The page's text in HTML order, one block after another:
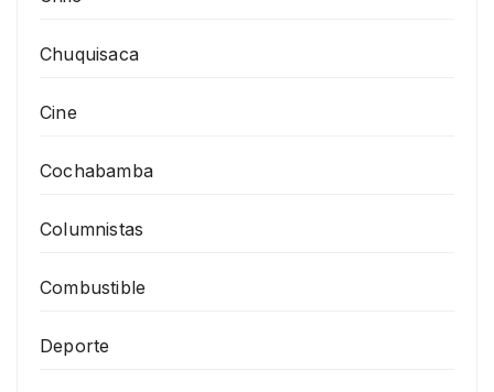
Chuquisaca
Cine
Cochabamba
Columnistas
Combustible
Deporte